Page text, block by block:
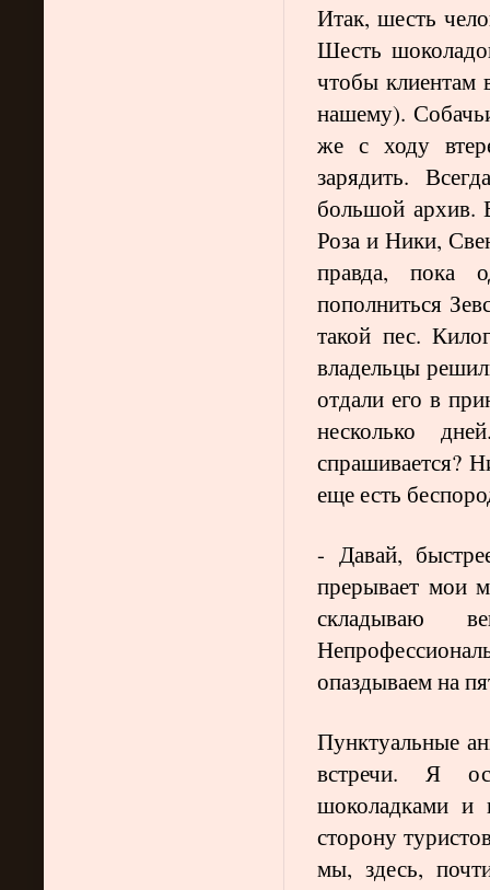
Итак, шесть
Шесть
чтобы клиентам
нашему).
же с ходу
зарядить.
большой
Роза и Ники,
правда, пока
пополниться
такой пес.
владельцы
отдали его в
несколько
спрашивается?
еще есть
- Давай,
прерывает мои
складываю
опаздываем на
Пунктуальные
встречи. Я
шоколадками и
сторону
мы, здесь,